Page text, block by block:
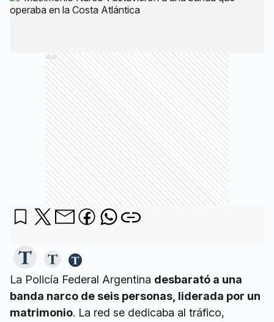
Ads
La Policía Federal Argentina desbarató a una
banda narco de seis personas, liderada por un
matrimonio. La red se dedicaba al tráfico,